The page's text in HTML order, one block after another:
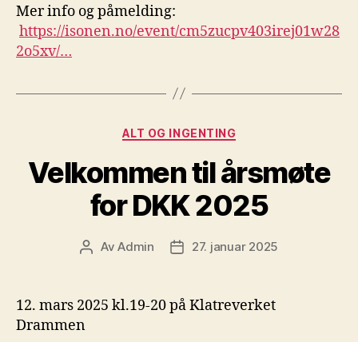
Mer info og påmelding:
https://isonen.no/event/cm5zucpv403irej01w28
2o5xv/…
Kategorier
ALT OG INGENTING
Velkommen til årsmøte
for DKK 2025
Innleggsforfatter
AvAdmin Publiseringsdato
27. januar 2025
12. mars 2025 kl.19-20 på Klatreverket
Drammen